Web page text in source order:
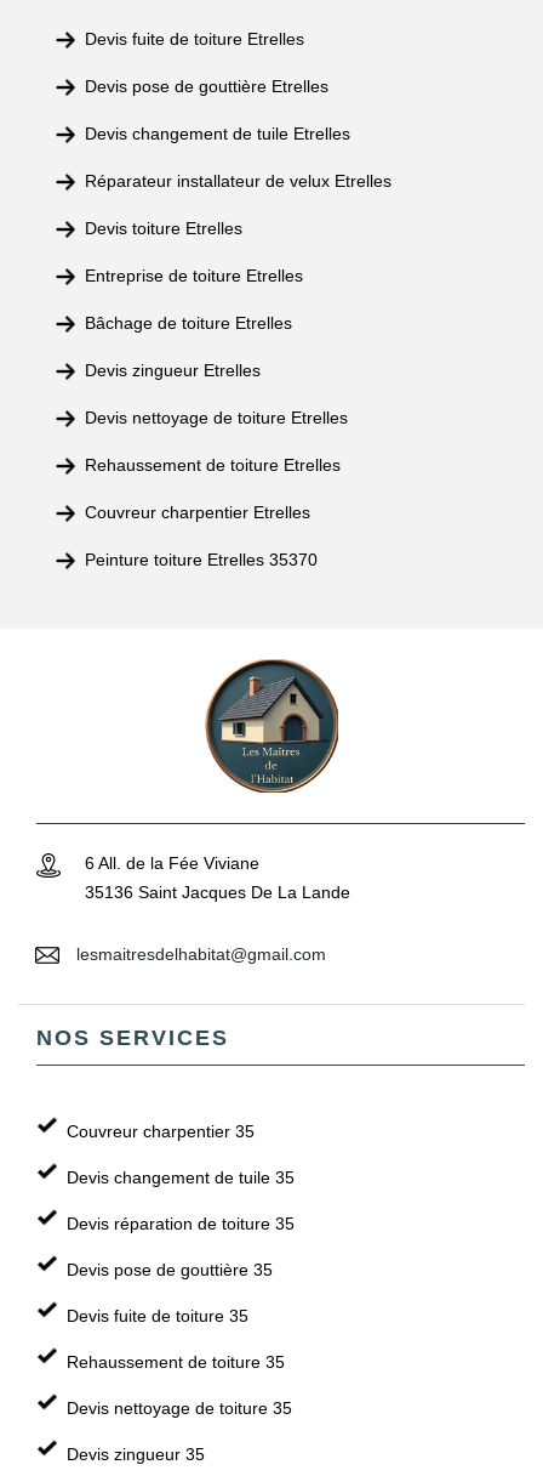
Devis fuite de toiture Etrelles
Devis pose de gouttière Etrelles
Devis changement de tuile Etrelles
Réparateur installateur de velux Etrelles
Devis toiture Etrelles
Entreprise de toiture Etrelles
Bâchage de toiture Etrelles
Devis zingueur Etrelles
Devis nettoyage de toiture Etrelles
Rehaussement de toiture Etrelles
Couvreur charpentier Etrelles
Peinture toiture Etrelles 35370
6 All. de la Fée Viviane
35136 Saint Jacques De La Lande
lesmaitresdelhabitat@gmail.com
NOS SERVICES
Couvreur charpentier 35
Devis changement de tuile 35
Devis réparation de toiture 35
Devis pose de gouttière 35
Devis fuite de toiture 35
Rehaussement de toiture 35
Devis nettoyage de toiture 35
Devis zingueur 35